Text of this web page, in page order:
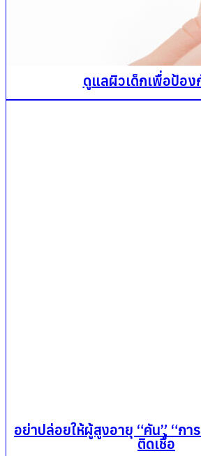
ดูแลผิวเด็กเพื่อป้อ
อย่าปล่อยให้ผู้สูงอายุ “คัน” “กา
ติดเชื้อ